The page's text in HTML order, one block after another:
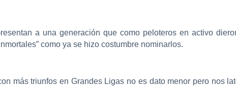
a una generación que como peloteros en activo
como ya se hizo costumbre nominarlos.
más triunfos en Grandes Ligas no es dato menor pero nos